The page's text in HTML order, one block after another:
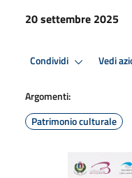
20 settembre 2025
Condividi Vedi
Argomenti:
Patrimonio culturale